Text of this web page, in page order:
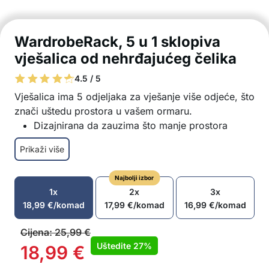
WardrobeRack, 5 u 1 sklopiva
vješalica od nehrđajućeg čelika
4.5 / 5
Vješalica ima 5 odjeljaka za vješanje više odjeće, što
znači uštedu prostora u vašem ormaru.
Dizajnirana da zauzima što manje prostora
Pogodna za vješanje različitih odjevnih
predmeta
Dizajn koji odgovara svakom prostoru
Izdržljiva konstrukcija izrađena od kvalitetnih
materijala
Jednostavno sastavljanje bez alata
Kompaktna veličina
U paketu: 1x 5-dijelna vješalica
Prikaži više
1x
18,99 €/komad
Najbolji izbor
2x
17,99 €/komad
3x
16,99€/komad
Cijena:25,99€
18,99 € Uštedite 27%